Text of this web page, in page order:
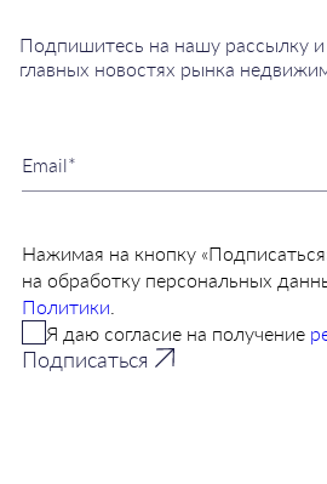
Подпишитесь на нашу рассылку и
главных новостях рынка
Нажимая на кнопку
на обработку персональных
Политики
Я даю согласие на получение
Подписаться